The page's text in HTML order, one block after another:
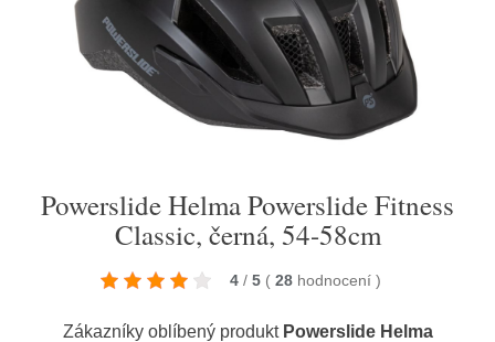
Powerslide Helma Powerslide Fitness
Classic, černá, 54-58cm
4 / 5 ( 28 hodnocení )
Zákazníky oblíbený produkt Powerslide Helma